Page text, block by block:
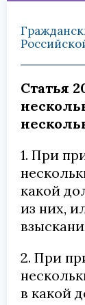
Статья
1. При
какой
из них,
2. При
в какой